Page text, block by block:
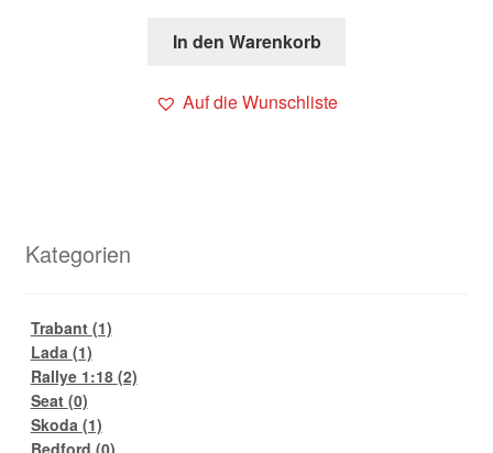
In den Warenkorb
Auf die Wunschliste
Kategorien
Trabant (1)
Lada (1)
Rallye 1:18 (2)
Seat (0)
Skoda (1)